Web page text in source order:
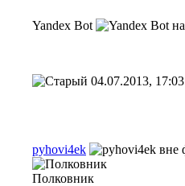
Yandex Bot
04.07.2013, 17:03
pyhovi4ek
Полковник